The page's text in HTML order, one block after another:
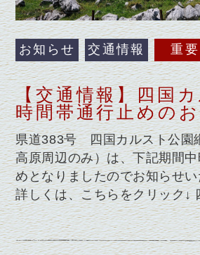
お知らせ 交通情報 重要
【交通情報】四国
時間帯通行止めの
県道383号 四国カルスト公園
高原周辺のみ）は、下記期間
めとなりましたのでお知らせ
詳しくは、こちらをクリック↓